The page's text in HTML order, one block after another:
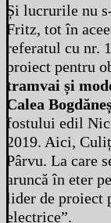
Și lucrurile nu
Fritz, tot în
referatul cu nr.
proiect pentru
tramvai și
Calea
fostului edil
2019. Aici,
Pârvu. La care
aruncă în eter
lider de proiect
electrice”.